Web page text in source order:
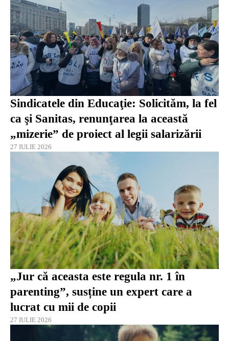
Sindicatele din Educaţie: Solicităm, la fel
ca şi Sanitas, renunţarea la această
„mizerie” de proiect al legii salarizării
27 IULIE 2026
„Jur că aceasta este regula nr. 1 în
parenting”, susține un expert care a
lucrat cu mii de copii
27 IULIE 2026